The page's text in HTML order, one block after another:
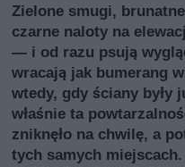
Zielone smugi,
czarne naloty na
— i od razu psują
wracają jak bumerang
wtedy, gdy ściany były
właśnie ta
zniknęło na chwilę, a
tych samych